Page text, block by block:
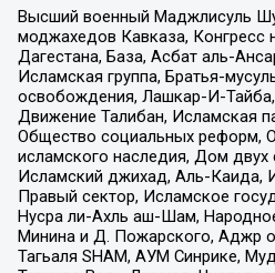
Высший военный Маджлисуль
моджахедов Кавказа, Конгресс
Дагестана, База, Асбат аль-
Исламская группа, Братья-
освобождения, Лашкар-И-Тайба,
Движение Талибан, Исламская
Общество социальных реформ,
исламского наследия, Дом
Исламский джихад, Аль-Каида,
Правый сектор, Исламское
Нусра ли-Ахль аш-Шам,
Минина и Д. Пожарского, Аджр
Тагьаля SHAM, АУМ Синрике,